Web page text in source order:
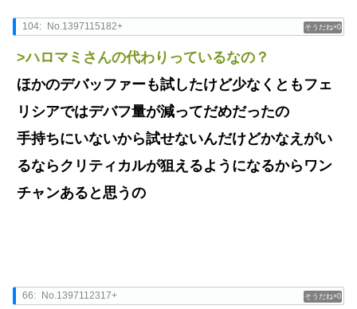
0
104: No.1397115182+
>ハロマミさんの代わりっているなの？
ほかのデバッファーも試したけど少なくともフェ
リシアではデバフ量が減ってだめだったの
手持ちにいないから試せないんだけどかなえがい
るならクリティカルが狙えるようになるからワン
チャンあると思うの
0
66: No.1397112317+